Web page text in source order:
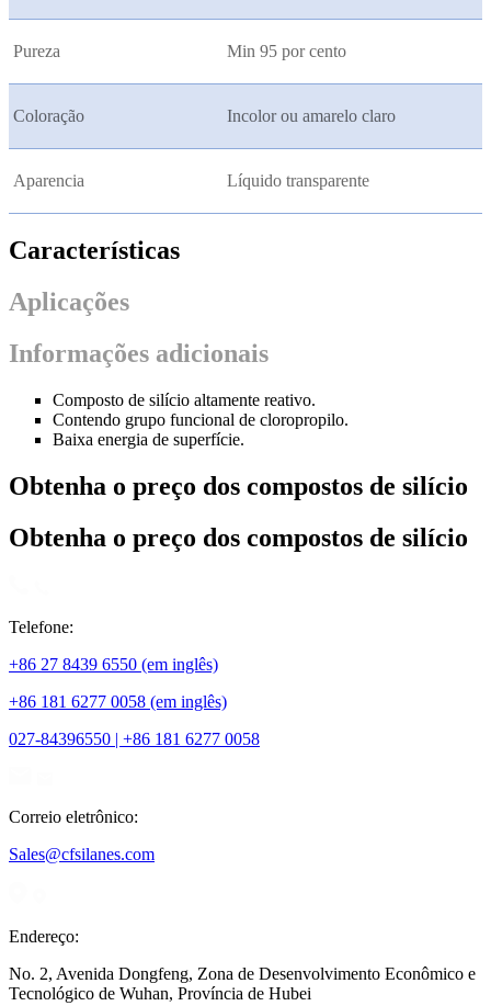
Pureza Min 95 por cento
Coloração Incolor ou amarelo claro
Aparencia Líquido transparente
Características
Aplicações
Informações adicionais
Composto de silício altamente reativo.
Contendo grupo funcional de cloropropilo.
Baixa energia de superfície.
Obtenha o preço dos compostos de silício
Obtenha o preço dos compostos de silício
Telefone:
+86 27 8439 6550 (em inglês)
+86 181 6277 0058 (em inglês)
027-84396550 | +86 181 6277 0058
Correio eletrônico:
Sales@cfsilanes.com
Endereço:
No. 2, Avenida Dongfeng, Zona de Desenvolvimento Econômico e
Tecnológico de Wuhan, Província de Hubei